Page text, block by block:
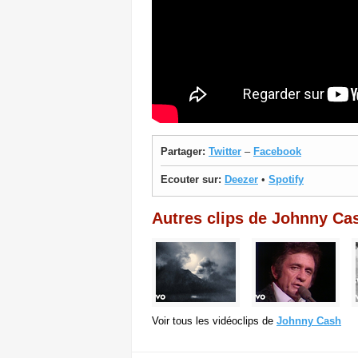
Partager: Twitter – Facebook
Ecouter sur: Deezer • Spotify
Autres clips de Johnny
Voir tous les vidéoclips de Johnny Cash